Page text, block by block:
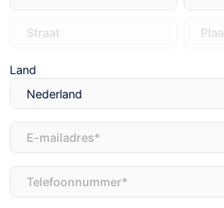
Land
E-
mailadres(Vereist)
Telefoon